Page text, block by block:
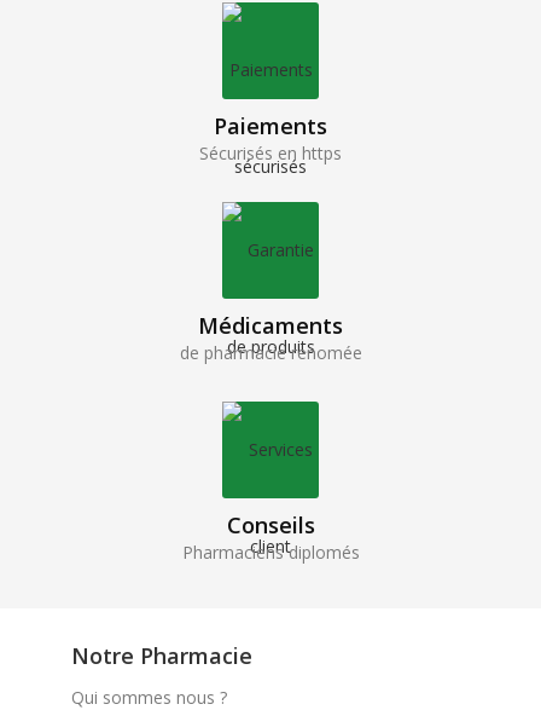
Paiements
Sécurisés en https
Médicaments
de pharmacie renomée
Conseils
Pharmaciens diplomés
Notre Pharmacie
Qui sommes nous ?